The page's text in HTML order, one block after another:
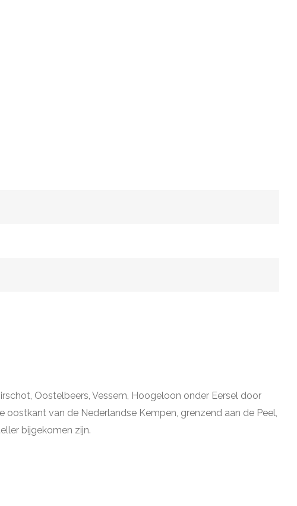
Oostelbeers, Vessem, Hoogeloon onder Eersel door
oostkant van de Nederlandse Kempen, grenzend aan de Peel,
bijgekomen zijn.